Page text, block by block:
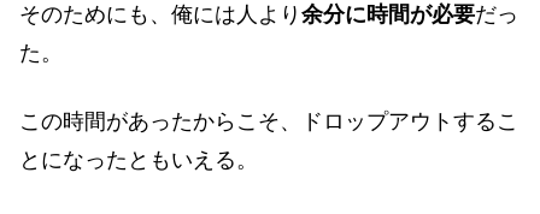
そのためにも、俺には人より 余分に時間が必要だっ
た。
この時間があったからこそ、ドロップアウトするこ
とになったともいえる。